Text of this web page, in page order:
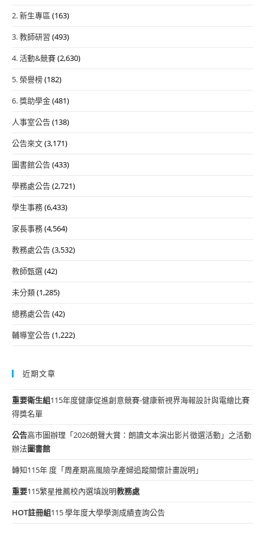
2. 新生專區 (163)
3. 教師研習 (493)
4. 活動&競賽(2,630)
5. 榮譽榜(182)
6. 獎助學金(481)
人事室公告(138)
公告來文(3,171)
圖書館公告(433)
學務處公告(2,721)
學生事務(6,433)
家長事務(4,564)
教務處公告(3,532)
教師甄選(42)
未分類(1,285)
總務處公告(42)
輔導室公告(1,222)
近期文章
重要衛生組115年度健康促進創意競賽-健康新視界海報設計與電繪比賽
得獎名單
公告高市圖辦理「2026朗聲大賞：朗讀文本演出影片徵選活動」之活動
辦法圖書館
轉知115年 度「周產期高風險孕產婦追蹤關懷計畫說明」
重要115繁星推薦校內選填說明教務處
HOT註冊組115 學年度大學學測成績查詢公告